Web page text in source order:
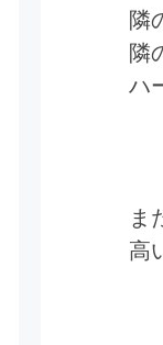
隣
隣
ハ
ま
高